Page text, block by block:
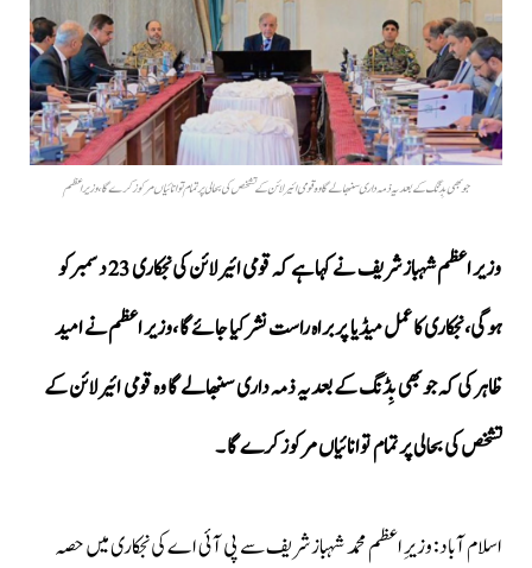
جو بھی بِڈنگ کے بعد یہ ذمہ داری سنبھالے گا وہ قومی ائیرلائن کے تشخص کی بحالی پر تمام توانائیاں مرکوز کرے گا، وزیراعظم
وزیر اعظم شہباز شریف نے کہا ہے کہ قومی ائیرلائن کی نجکاری 23 دسمبرکو
ہوگی، نجکاری کا عمل میڈیا پر براہ راست نشر کیا جائےگا ،وزیر اعظم نے امید
ظاہر کی کہ جو بھی بِڈنگ کے بعد یہ ذمہ داری سنبھالے گا وہ قومی ائیرلائن کے
تشخص کی بحالی پر تمام توانائیاں مرکوز کرے گا ۔
اسلام آباد: وزیرِ اعظم محمد شہباز شریف سے پی آئی اے کی نجکاری میں حصہ